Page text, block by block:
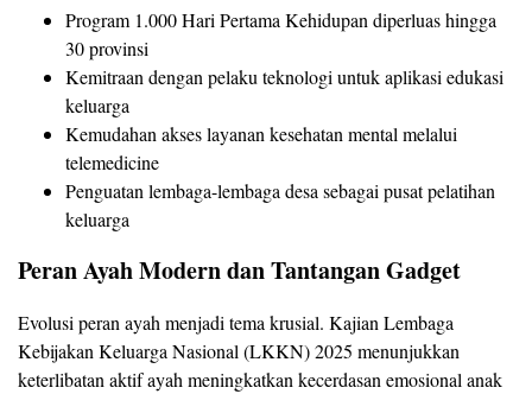
Program 1.000 Hari Pertama Kehidupan diperluas hingga
30 provinsi
Kemitraan dengan pelaku teknologi untuk aplikasi edukasi
keluarga
Kemudahan akses layanan kesehatan mental melalui
telemedicine
Penguatan lembaga-lembaga desa sebagai pusat pelatihan
keluarga
Peran Ayah Modern dan Tantangan Gadget
Evolusi peran ayah menjadi tema krusial. Kajian Lembaga
Kebijakan Keluarga Nasional (LKKN) 2025 menunjukkan
keterlibatan aktif ayah meningkatkan kecerdasan emosional anak